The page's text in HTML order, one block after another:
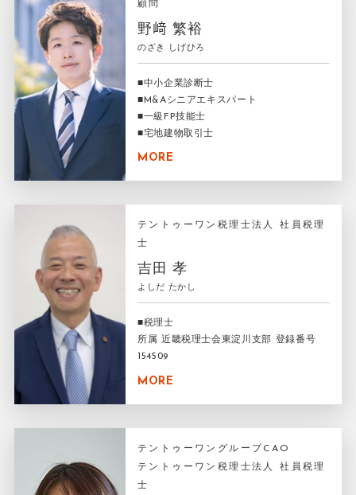
顧問
野﨑 繁裕
のざき しげひろ
■中小企業診断士
■M&Aシニアエキスパート
■一級FP技能士
■宅地建物取引士
MORE
テントゥーワン税理士法人 社員税理
士
吉田 孝
よしだ たかし
■税理士
所属 近畿税理士会東淀川支部 登録番号
154509
MORE
テントゥーワングループCAO
テントゥーワン税理士法人 社員税理
士